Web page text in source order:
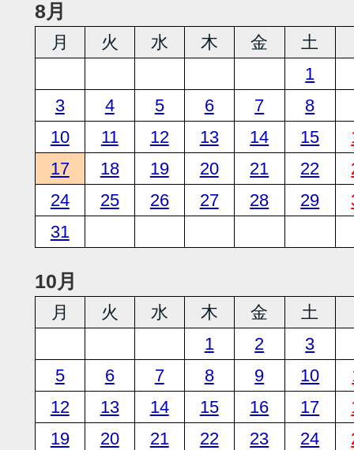
8月
月 火 水 木 金 土
1
3
4 5 6 7
8
10
11 12 13 14 15
17
18 19 20 21 22
24
25 26 27 28 29
31
10月
月 火 水 木 金 土
1
2
3
5
6 7 8 9 10
12
13 14 15 16 17
19
20 21 22 23 24